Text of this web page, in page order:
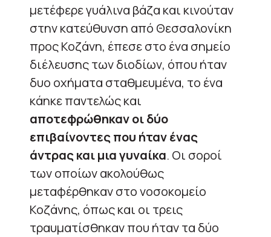
μετέφερε γυάλινα βάζα και κινούταν
στην κατεύθυνση από Θεσσαλονίκη
προς Κοζάνη, έπεσε στο ένα σημείο
διέλευσης των διοδίων, όπου ήταν
δυο οχήματα σταθμευμένα, το ένα
κάηκε παντελώς και
αποτεφρώθηκαν οι δύο
επιβαίνοντες που ήταν ένας
άντρας και μια γυναίκα. Οι σοροί
των οποίων ακολούθως
μεταφέρθηκαν στο νοσοκομείο
Κοζάνης, όπως και οι τρεις
τραυματίσθηκαν που ήταν τα δύο